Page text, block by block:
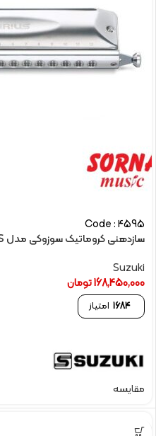
Code : 4595
سازدهنی کروماتیک سوزوکی مدل S-56S
Suzuki
168,450,000تومان
1684 امتیاز
مقایسه